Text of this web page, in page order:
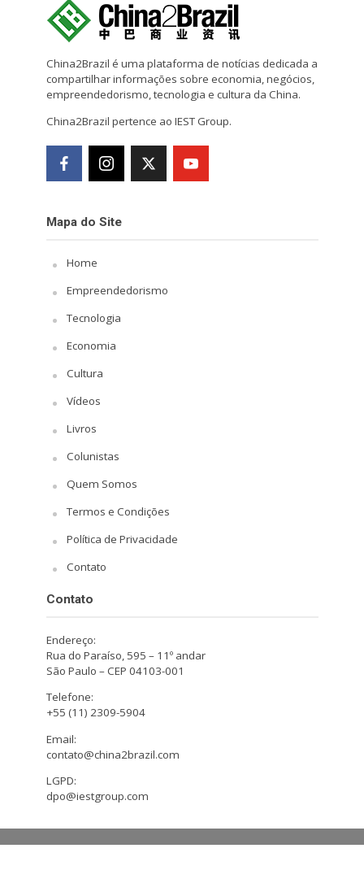
China2Brazil é uma plataforma de notícias dedicada a
compartilhar informações sobre economia, negócios,
empreendedorismo, tecnologia e cultura da China.
China2Brazil pertence ao IEST Group.
Mapa do Site
Home
Empreendedorismo
Tecnologia
Economia
Cultura
Vídeos
Livros
Colunistas
Quem Somos
Termos e Condições
Política de Privacidade
Contato
Contato
Endereço:
Rua do Paraíso, 595 – 11º andar
São Paulo – CEP 04103-001
Telefone:
+55 (11) 2309-5904
Email:
contato@china2brazil.com
LGPD:
dpo@iestgroup.com